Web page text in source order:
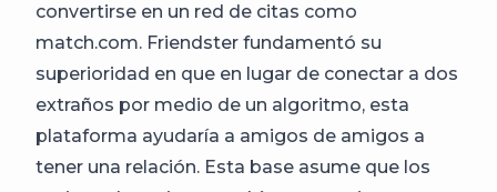
convertirse en un red de citas como
match.com. Friendster fundamentó su
superioridad en que en lugar de conectar a dos
extraños por medio de un algoritmo, esta
plataforma ayudaría a amigos de amigos a
tener una relación. Esta base asume que los